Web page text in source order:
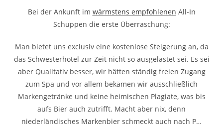
Bei der Ankunft im wärmstens empfohlenen All-In
Schuppen die erste Überraschung:
Man bietet uns exclusiv eine kostenlose Steigerung an, da
das Schwesterhotel zur Zeit nicht so ausgelastet sei. Es sei
aber Qualitativ besser, wir hätten ständig freien Zugang
zum Spa und vor allem bekämen wir ausschließlich
Markengetränke und keine heimischen Plagiate, was bis
aufs Bier auch zutrifft. Macht aber nix, denn
niederländisches Markenbier schmeckt auch nach P…